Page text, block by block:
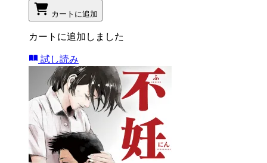
カートに追加
カートに追加しました
試し読み